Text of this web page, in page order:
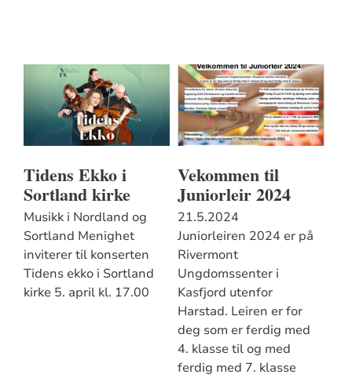
Tidens Ekko i
Sortland kirke
Musikk i Nordland og
Sortland Menighet
inviterer til konserten
Tidens ekko i Sortland
kirke 5. april kl. 17.00
Vekommen til
Juniorleir 2024
21.5.2024
Juniorleiren 2024 er på
Rivermont
Ungdomssenter i
Kasfjord utenfor
Harstad. Leiren er for
deg som er ferdig med
4. klasse til og med
ferdig med 7. klasse